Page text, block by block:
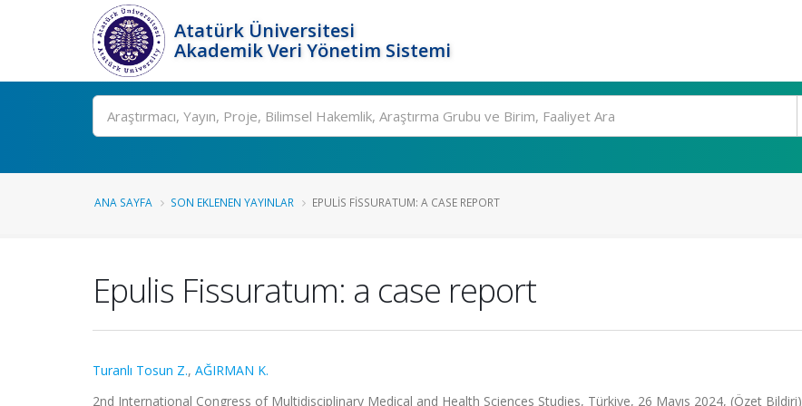
Atatürk Üniversitesi
Akademik Veri Yönetim Sistemi
Ara
ANA SAYFA SON EKLENEN YAYINLAR EPULIS FISSURATUM: A CASE REPORT
Epulis Fissuratum: a case report
Turanlı Tosun Z., AĞIRMAN K.
2nd International Congress of Multidisciplinary Medical and Health Sciences Studies, Türkiye, 26 Mayıs 2024, (Özet Bildiri)